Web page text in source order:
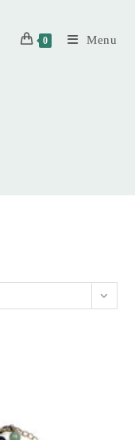
0 Menu